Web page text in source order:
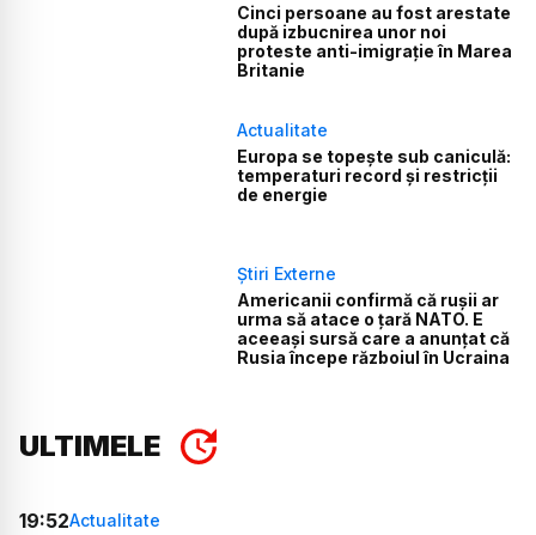
Cinci persoane au fost arestate
după izbucnirea unor noi
proteste anti-imigrație în Marea
Britanie
Actualitate
Europa se topește sub caniculă:
temperaturi record și restricții
de energie
Știri Externe
Americanii confirmă că rușii ar
urma să atace o țară NATO. E
aceeași sursă care a anunțat că
Rusia începe războiul în Ucraina
ULTIMELE
19:52Actualitate